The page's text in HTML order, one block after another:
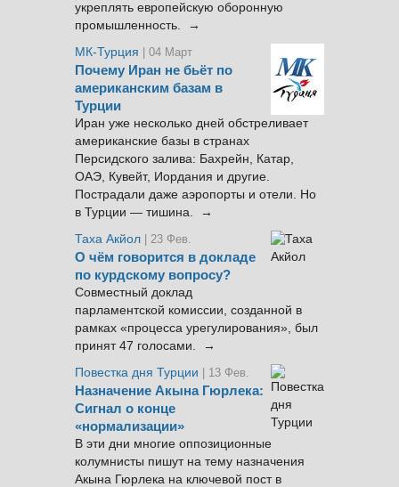
укреплять европейскую оборонную
промышленность. →
МК-Турция
| 04 Март
Почему Иран не бьёт по
американским базам в
Турции
Иран уже несколько дней обстреливает
американские базы в странах
Персидского залива: Бахрейн, Катар,
ОАЭ, Кувейт, Иордания и другие.
Пострадали даже аэропорты и отели. Но
в Турции — тишина. →
Таха Акйол | 23 Фев.
О чём говорится в докладе
по курдскому вопросу?
Совместный доклад
парламентской комиссии, созданной в
рамках «процесса урегулирования», был
принят 47 голосами. →
Повестка дня Турции
| 13 Фев.
Назначение Акына Гюрлека:
Сигнал о конце
«нормализации»
В эти дни многие оппозиционные
колумнисты пишут на тему назначения
Акына Гюрлека на ключевой пост в